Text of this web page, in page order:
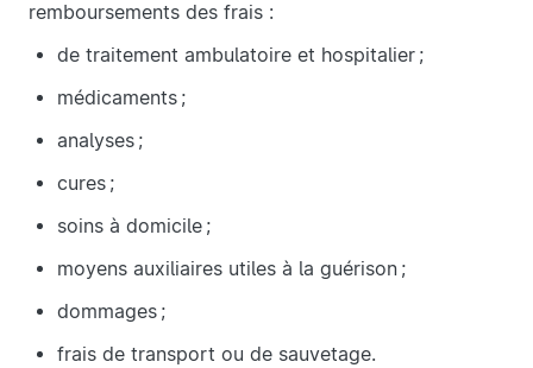
remboursements des frais :
de traitement ambulatoire et hospitalier ;
médicaments ;
analyses ;
cures ;
soins à domicile ;
moyens auxiliaires utiles à la guérison ;
dommages ;
frais de transport ou de sauvetage.